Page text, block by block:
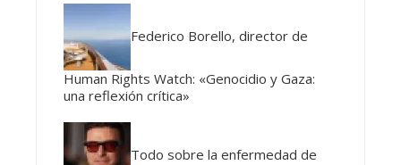
Federico Borello, director de
Human Rights Watch: «Genocidio y Gaza:
una reflexión crítica»
Todo sobre la enfermedad de